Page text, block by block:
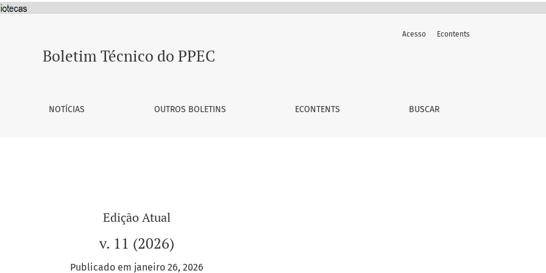
Boletim Técnico do PPEC
NOTÍCIAS OUTROS BOLETINS ECONTENTS BUSCAR
Acesso Econtents
Edição Atual
v. 11 (2026)
Publicado em janeiro 26, 2026